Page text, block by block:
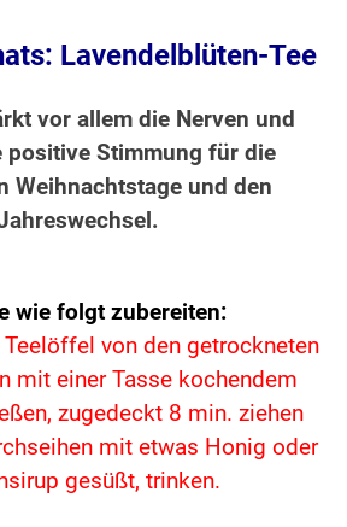
Lavendelblüten-Tee
vor allem die Nerven und
positive Stimmung für die
Weihnachtstage und den
wie folgt zubereiten:
Teelöffel von den getrockneten
mit einer Tasse kochendem
zugedeckt 8 min. ziehen
mit etwas Honig oder
gesüßt, trinken.